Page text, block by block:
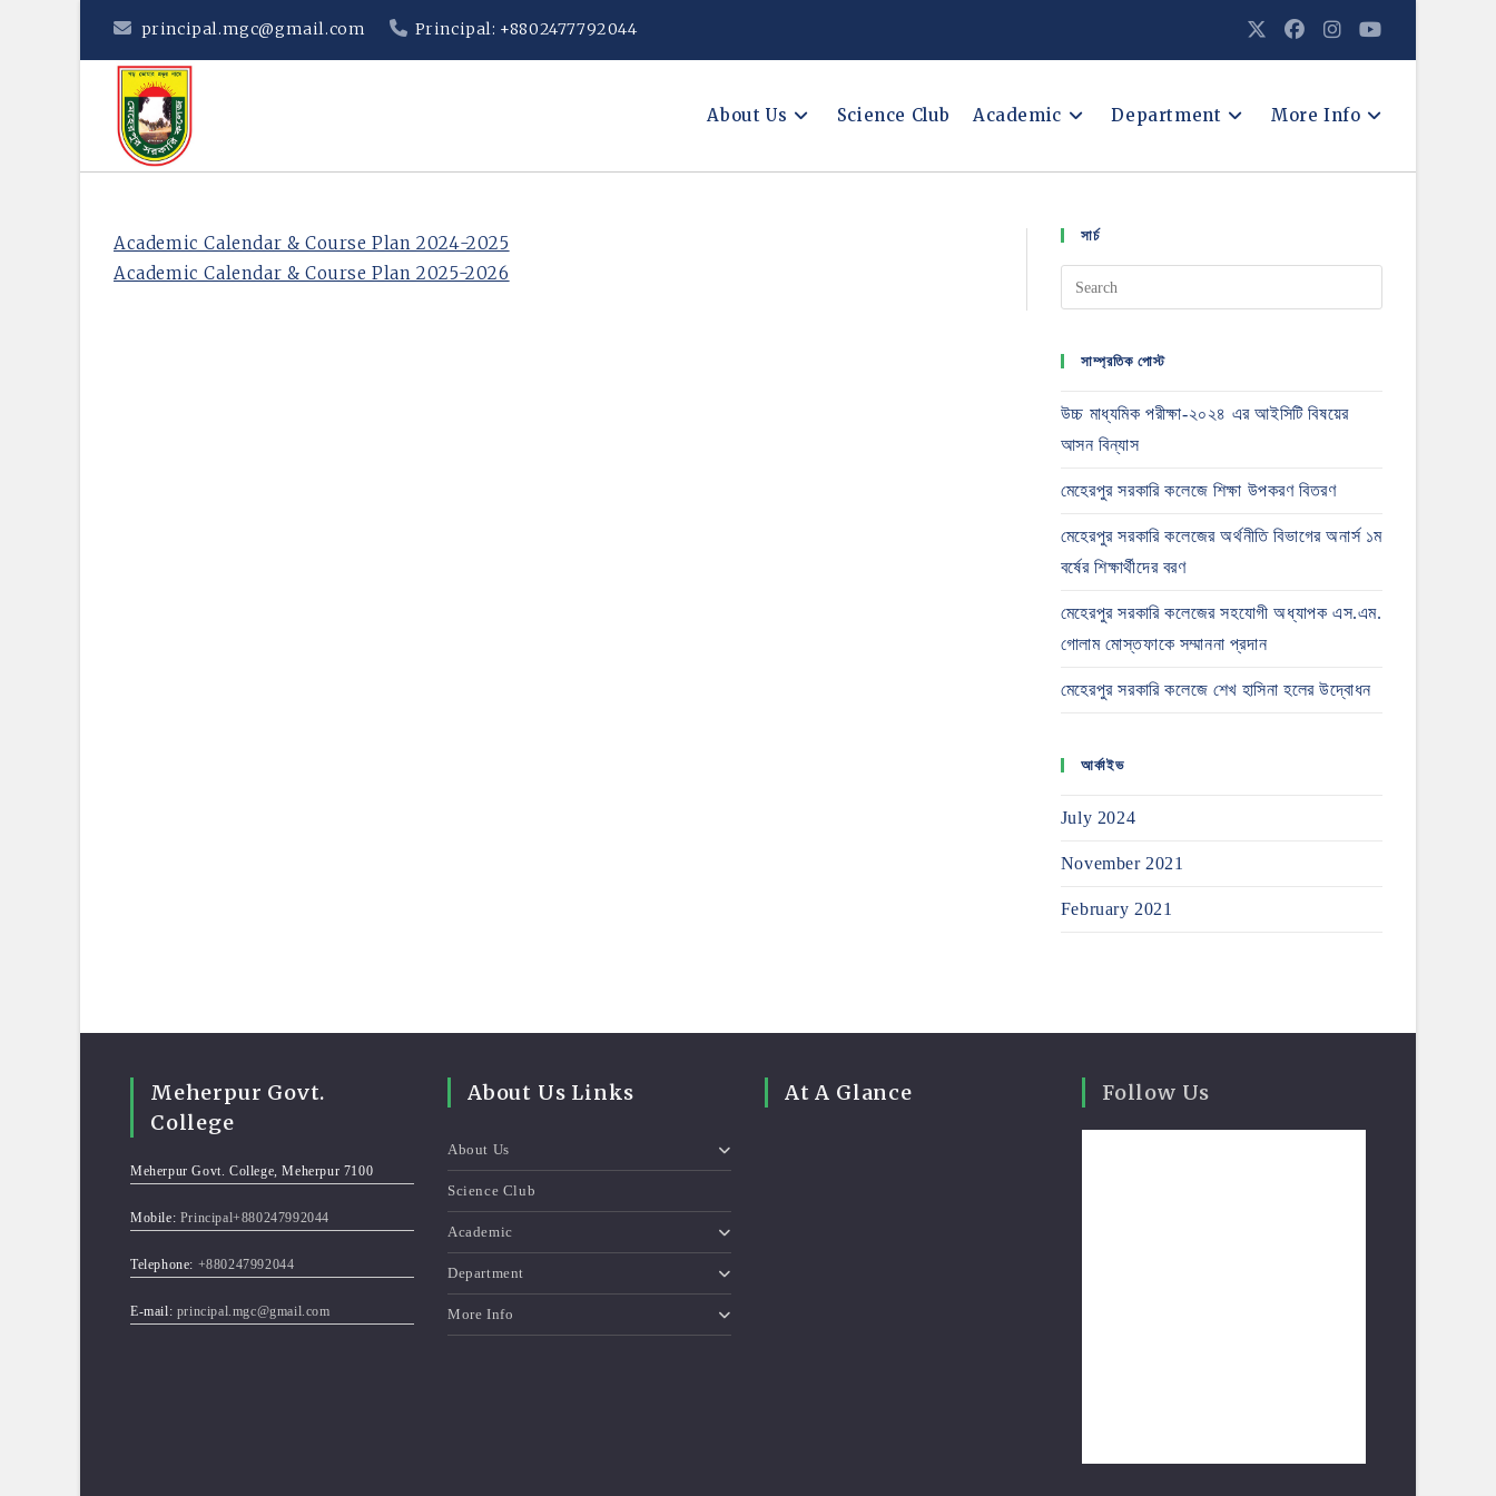
principal.mgc@gmail.com Principal: +8802477792044
About Us Science Club Academic Department More Info
Academic Calendar & Course Plan 2024-2025
Academic Calendar & Course Plan 2025-2026
সার্চ
সাম্প্রতিক পোস্ট
উচ্চ মাধ্যমিক পরীক্ষা-২০২৪ এর আইসিটি বিষয়ের
আসন বিন্যাস
মেহেরপুর সরকারি কলেজে শিক্ষা উপকরণ বিতরণ
মেহেরপুর সরকারি কলেজের অর্থনীতি বিভাগের অনার্স ১ম
বর্ষের শিক্ষার্থীদের বরণ
মেহেরপুর সরকারি কলেজের সহযোগী অধ্যাপক এস.এম.
গোলাম মোস্তফাকে সম্মাননা প্রদান
মেহেরপুর সরকারি কলেজে শেখ হাসিনা হলের উদ্বোধন
আর্কাইভ
July 2024
November 2021
February 2021
Meherpur Govt.
College
Meherpur Govt. College, Meherpur 7100
Mobile: Principal+880247992044
Telephone: +880247992044
E-mail: principal.mgc@gmail.com
About Us Links
About Us
Science Club
Academic
Department
More Info
At A Glance Follow Us